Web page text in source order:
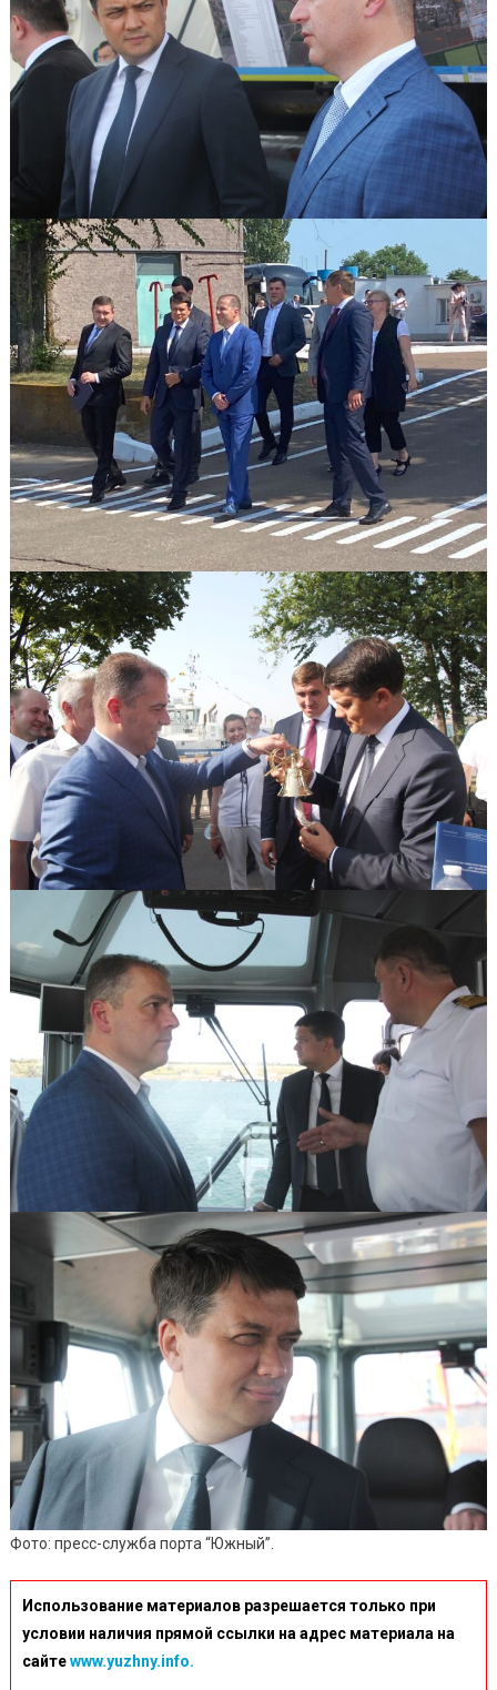
Фото: пресс-служба порта “Южный”.
Использование материалов разрешается только при
условии наличия прямой ссылки на адрес материала на
сайтеwww.yuzhny.info.